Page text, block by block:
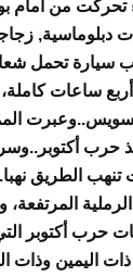
من أمام
دبلوماسية,
سيارة تحمل
ساعات
حرب
تنهب الطريق
الرملية
حرب أكتوبر
اليمين وذات